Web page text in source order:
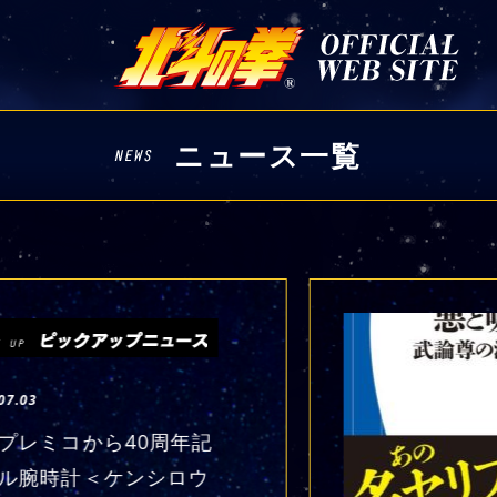
ニュース一覧
レミコから40周年記
腕時計＜ケンシロウ